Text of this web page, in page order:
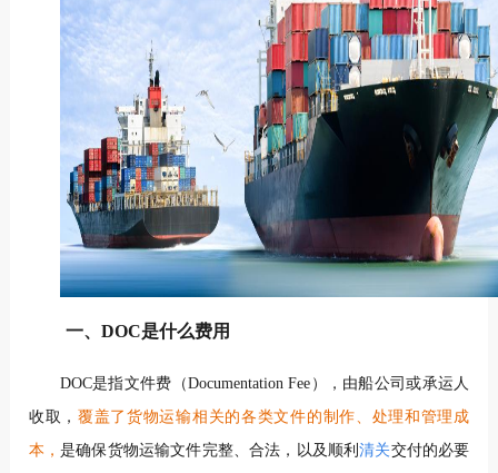
一、DOC是什么费用
DOC是指文件费（Documentation Fee），由船公司或承运人
收取， 覆盖了货物运输相关的各类文件的制作、处理和管理成
本，是确保货物运输文件完整、合法，以及顺利清关交付的必要